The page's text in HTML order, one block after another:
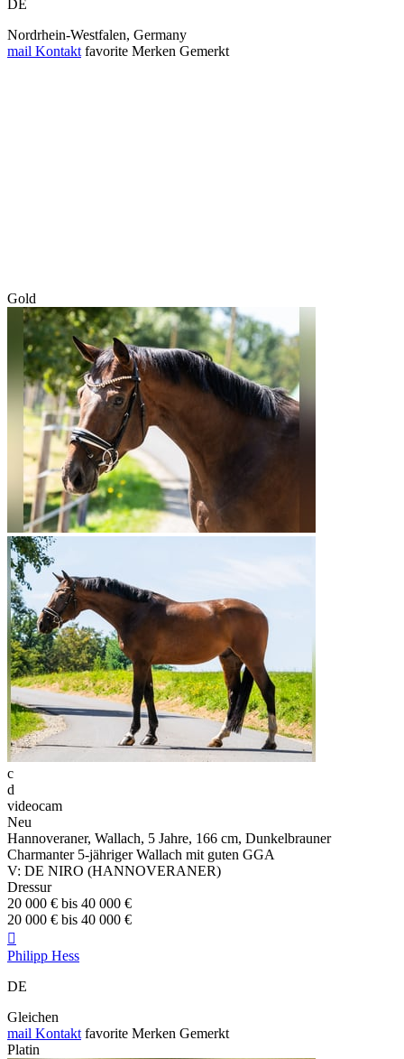
DE
Nordrhein‑Westfalen, Germany
mail Kontakt favorite Merken Gemerkt
Gold
c
d
videocam
Neu
Hannoveraner, Wallach, 5 Jahre, 166 cm, Dunkelbrauner
Charmanter 5-jähriger Wallach mit guten GGA
V: DE NIRO (HANNOVERANER)
Dressur
20 000 € bis 40 000 €
20 000 € bis 40 000 €

Philipp Hess
DE
Gleichen
mail Kontakt favorite Merken Gemerkt
Platin